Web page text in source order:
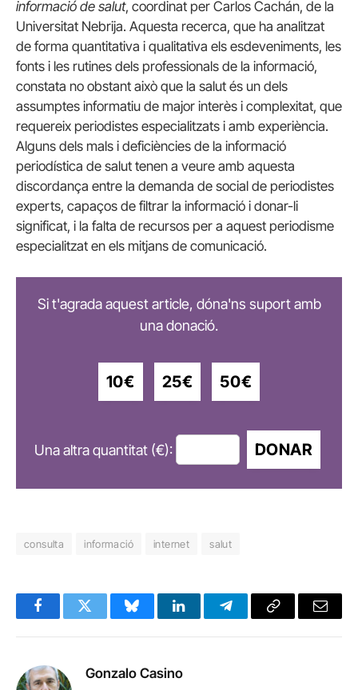
informació de salut, coordinat per Carlos Cachán, de la
Universitat Nebrija. Aquesta recerca, que ha analitzat
de forma quantitativa i qualitativa els esdeveniments, les
fonts i les rutines dels professionals de la informació,
constata no obstant això que la salut és un dels
assumptes informatiu de major interès i complexitat, que
requereix periodistes especialitzats i amb experiència.
Alguns dels mals i deficiències de la informació
periodística de salut tenen a veure amb aquesta
discordança entre la demanda de social de periodistes
experts, capaços de filtrar la informació i donar-li
significat, i la falta de recursos per a aquest periodisme
especialitzat en els mitjans de comunicació.
Si t'agrada aquest article, dóna'ns suport amb
una donació.
10€ 25€ 50€
Una altra quantitat (€): DONAR
consulta informació internet salut
FacebookTwitter BlueskyLinkedInTelegramCopy
Email
Gonzalo Casino